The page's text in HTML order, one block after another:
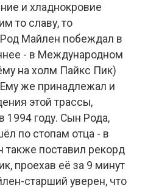
и хладнокровие
то славу, то
Майлен побеждал в
- в Международном
на холм Пайкс Пик)
же принадлежал и
этой трассы,
1994 году. Сын Рода,
по стопам отца - в
также поставил рекорд
проехав её за 9 минут
старший уверен, что